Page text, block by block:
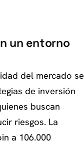
un entorno
del mercado se
de inversión
buscan
riesgos. La
a 106.000